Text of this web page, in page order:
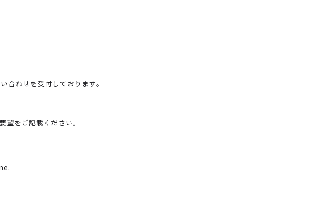
わせを受付しております。
をご記載ください。